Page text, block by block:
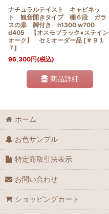
ナチュラルテイスト キャビネッ
ト 観音開きタイプ 棚６段 ガラ
スの扉 脚付き h1300 w700
d405 【オスモブラック×ステイン
オーク】 セミオーダー品 [ ＃９１
７]
96,300円(税込)
商品詳細
ホーム
お色サンプル
特定商取引法表示
お問い合わせ
ショッピングカート